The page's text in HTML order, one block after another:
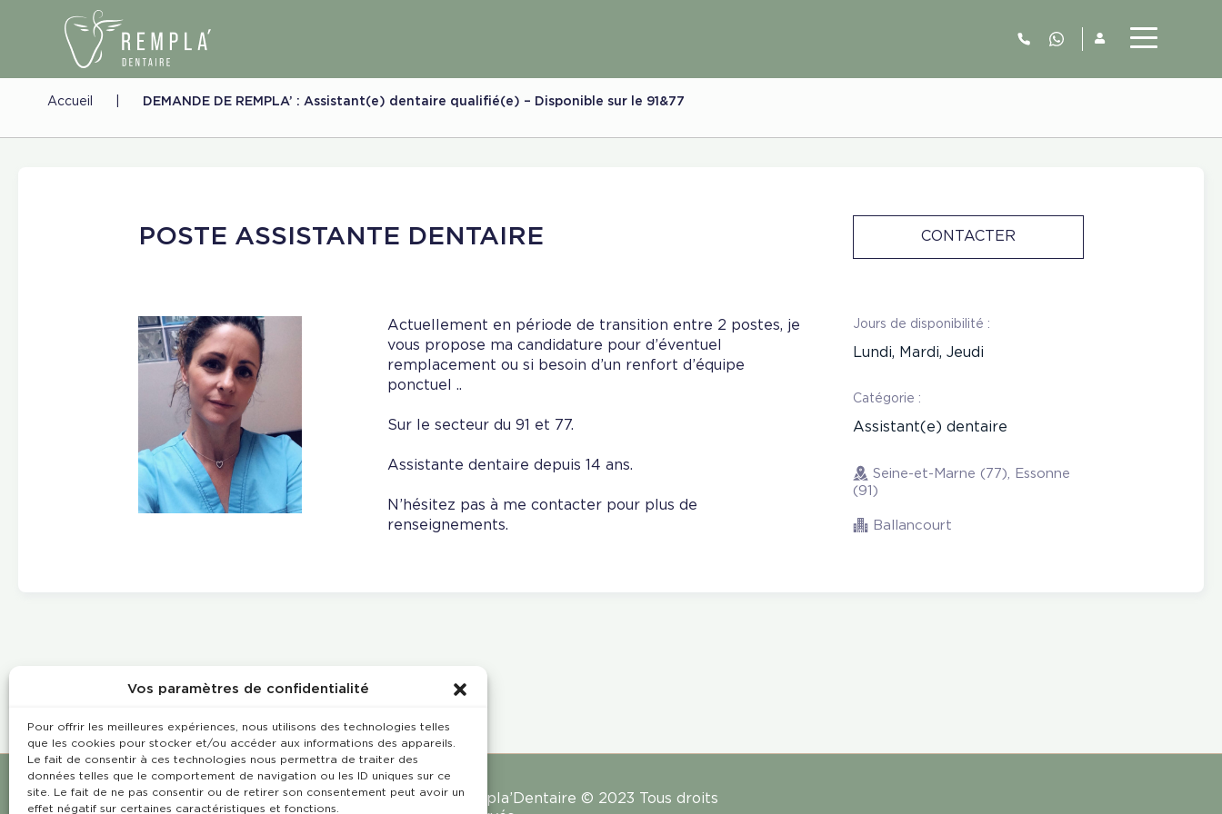
Vos paramètres de confidentialité
Pour offrir les meilleures expériences, nous utilisons des technologies telles
que les cookies pour stocker et/ou accéder aux informations des appareils.
Le fait de consentir à ces technologies nous permettra de traiter des
données telles que le comportement de navigation ou les ID uniques sur ce
site. Le fait de ne pas consentir ou de retirer son consentement peut avoir un
effet négatif sur certaines caractéristiques et fonctions.
06.52.63.77.73
Accueil DEMANDE DE REMPLA’ : Assistant(e) dentaire qualifié(e) – Disponible sur le 91&77
POSTE ASSISTANTE DENTAIRE CONTACTER
Actuellement en période de transition entre 2 postes, je
vous propose ma candidature pour d’éventuel
remplacement ou si besoin d’un renfort d’équipe
ponctuel ..
Sur le secteur du 91 et 77.
Assistante dentaire depuis 14 ans.
N’hésitez pas à me contacter pour plus de
renseignements.
Jours de disponibilité :
Lundi, Mardi, Jeudi
Catégorie :
Assistant(e) dentaire
Seine-et-Marne (77), Essonne
(91)
Ballancourt
Rempla’Dentaire © 2023 Tous droits